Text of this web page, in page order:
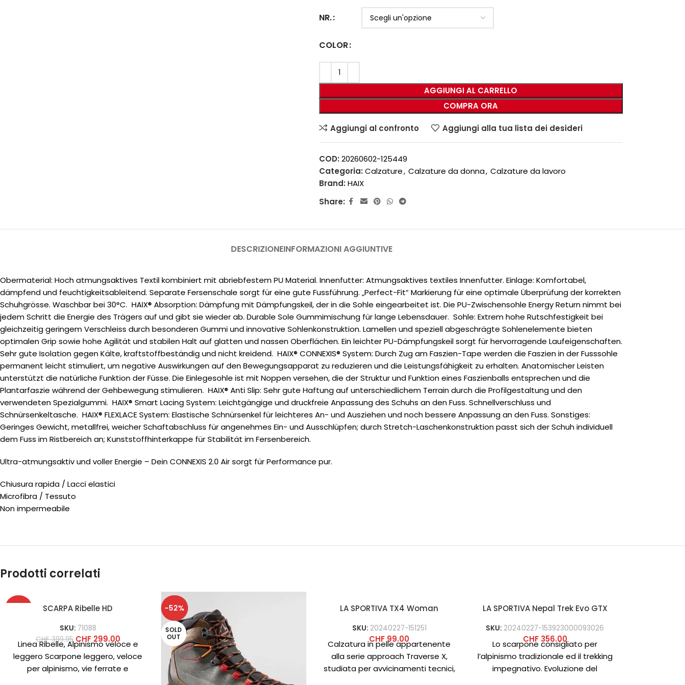
NR.
COLOR
AGGIUNGI AL CARRELLO
COMPRA ORA
Aggiungi al confronto Aggiungi alla tua lista dei desideri
COD: 20260602-125449
Categoria: Calzature, Calzature da donna, Calzature da lavoro
Brand: HAIX
Share:
DESCRIZIONEINFORMAZIONI AGGIUNTIVE
Obermaterial: Hoch atmungsaktives Textil kombiniert mit abriebfestem PU Material. Innenfutter: Atmungsaktives textiles Innenfutter. Einlage: Komfortabel,
dämpfend und feuchtigkeitsableitend. Separate Fersenschale sorgt für eine gute Fussführung. „Perfect-Fit“ Markierung für eine optimale Überprüfung der korrekten
Schuhgrösse. Waschbar bei 30°C. HAIX® Absorption: Dämpfung mit Dämpfungskeil, der in die Sohle eingearbeitet ist. Die PU-Zwischensohle Energy Return nimmt bei
jedem Schritt die Energie des Trägers auf und gibt sie wieder ab. Durable Sole Gummimischung für lange Lebensdauer. Sohle: Extrem hohe Rutschfestigkeit bei
gleichzeitig geringem Verschleiss durch besonderen Gummi und innovative Sohlenkonstruktion. Lamellen und speziell abgeschrägte Sohlenelemente bieten
optimalen Grip sowie hohe Agilität und stabilen Halt auf glatten und nassen Oberflächen. Ein leichter PU-Dämpfungskeil sorgt für hervorragende Laufeigenschaften.
Sehr gute Isolation gegen Kälte, kraftstoffbeständig und nicht kreidend. HAIX® CONNEXIS® System: Durch Zug am Faszien-Tape werden die Faszien in der Fusssohle
permanent leicht stimuliert, um negative Auswirkungen auf den Bewegungsapparat zu reduzieren und die Leistungsfähigkeit zu erhalten. Anatomischer Leisten
unterstützt die natürliche Funktion der Füsse. Die Einlegesohle ist mit Noppen versehen, die der Struktur und Funktion eines Faszienballs entsprechen und die
Plantarfaszie während der Gehbewegung stimulieren. HAIX® Anti Slip: Sehr gute Haftung auf unterschiedlichem Terrain durch die Profilgestaltung und den
verwendeten Spezialgummi. HAIX® Smart Lacing System: Leichtgängige und druckfreie Anpassung des Schuhs an den Fuss. Schnellverschluss und
Schnürsenkeltasche. HAIX® FLEXLACE System: Elastische Schnürsenkel für leichteres An- und Ausziehen und noch bessere Anpassung an den Fuss. Sonstiges:
Geringes Gewicht, metallfrei, weicher Schaftabschluss für angenehmes Ein- und Ausschlüpfen; durch Stretch-Laschenkonstruktion passt sich der Schuh individuell
dem Fuss im Ristbereich an; Kunststoffhinterkappe für Stabilität im Fersenbereich.
Ultra-atmungsaktiv und voller Energie – Dein CONNEXIS 2.0 Air sorgt für Performance pur.
Chiusura rapida / Lacci elastici
Microfibra / Tessuto
Non impermeabile
Prodotti correlati
SCARPA Ribelle HD
SKU: 71088
CHF399.95 CHF299.00
Linea Ribelle, Alpinismo veloce e
leggero Scarpone leggero, veloce
per alpinismo, vie ferrate e
-52%
SOLD
OUT
LA SPORTIVA TX4 Woman
SKU: 20240227-151251
CHF99.00
Calzatura in pelle appartenente
alla serie approach Traverse X,
studiata per avvicinamenti tecnici,
LA SPORTIVA Nepal Trek Evo GTX
SKU: 20240227-153923000093026
CHF356.00
Lo scarpone consigliato per
l’alpinismo tradizionale ed il trekking
impegnativo. Evoluzione del